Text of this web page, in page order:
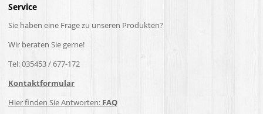
Service
Sie haben eine Frage zu unseren Produkten?
Wir beraten Sie gerne!
Tel: 035453 / 677-172
Kontaktformular
Hier finden Sie Antworten: FAQ